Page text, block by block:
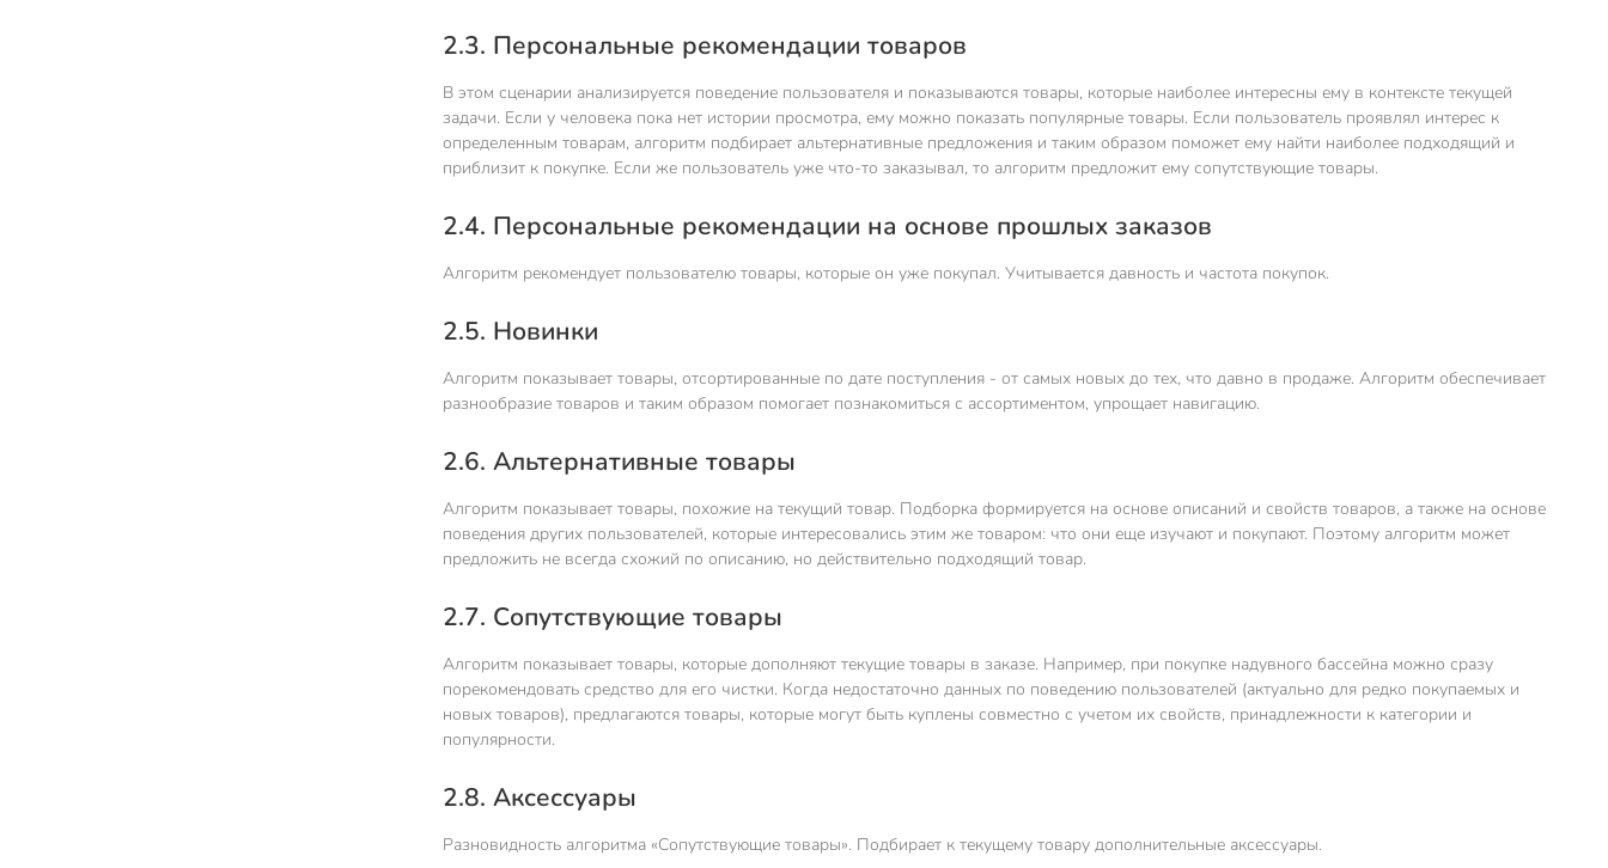
2.3. Персональные рекомендации товаров
В этом сценарии анализируется поведение пользователя и показываются товары, которые наиболее интересны ему в контексте текущей
задачи. Если у человека пока нет истории просмотра, ему можно показать популярные товары. Если пользователь проявлял интерес к
определенным товарам, алгоритм подбирает альтернативные предложения и таким образом поможет ему найти наиболее подходящий и
приблизит к покупке. Если же пользователь уже что-то заказывал, то алгоритм предложит ему сопутствующие товары.
2.4. Персональные рекомендации на основе прошлых заказов
Алгоритм рекомендует пользователю товары, которые он уже покупал. Учитывается давность и частота покупок.
2.5. Новинки
Алгоритм показывает товары, отсортированные по дате поступления - от самых новых до тех, что давно в продаже. Алгоритм обеспечивает
разнообразие товаров и таким образом помогает познакомиться с ассортиментом, упрощает навигацию.
2.6. Альтернативные товары
Алгоритм показывает товары, похожие на текущий товар. Подборка формируется на основе описаний и свойств товаров, а также на основе
поведения других пользователей, которые интересовались этим же товаром: что они еще изучают и покупают. Поэтому алгоритм может
предложить не всегда схожий по описанию, но действительно подходящий товар.
2.7. Сопутствующие товары
Алгоритм показывает товары, которые дополняют текущие товары в заказе. Например, при покупке надувного бассейна можно сразу
порекомендовать средство для его чистки. Когда недостаточно данных по поведению пользователей (актуально для редко покупаемых и
новых товаров), предлагаются товары, которые могут быть куплены совместно с учетом их свойств, принадлежности к категории и
популярности.
2.8. Аксессуары
Разновидность алгоритма «Сопутствующие товары». Подбирает к текущему товару дополнительные аксессуары.